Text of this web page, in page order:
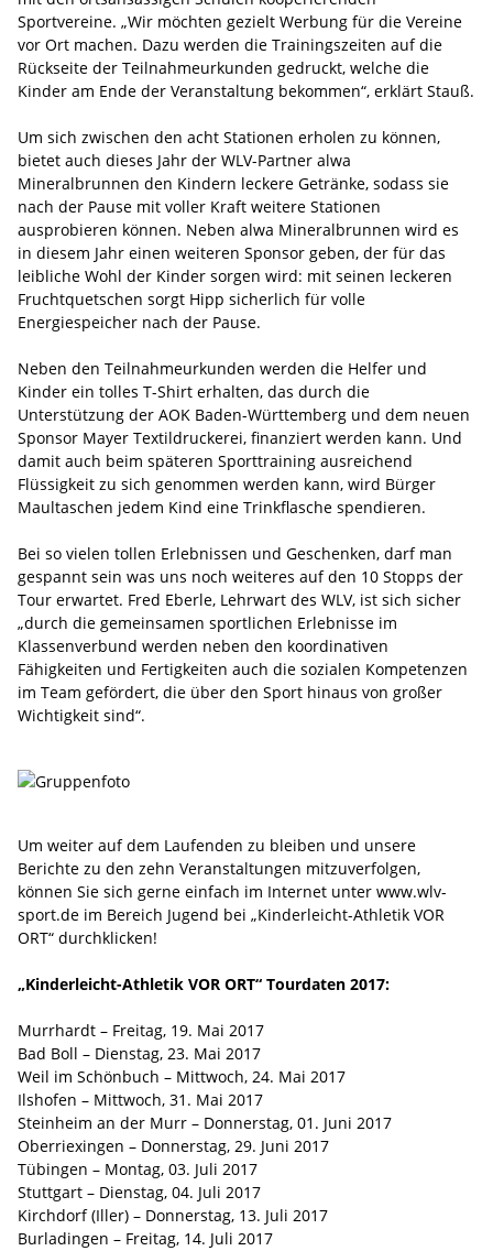
Sportvereine. „Wir möchten gezielt Werbung für die Vereine
vor Ort machen. Dazu werden die Trainingszeiten auf die
Rückseite der Teilnahmeurkunden gedruckt, welche die
Kinder am Ende der Veranstaltung bekommen“, erklärt Stauß.
Um sich zwischen den acht Stationen erholen zu können,
bietet auch dieses Jahr der WLV-Partner alwa
Mineralbrunnen den Kindern leckere Getränke, sodass sie
nach der Pause mit voller Kraft weitere Stationen
ausprobieren können. Neben alwa Mineralbrunnen wird es
in diesem Jahr einen weiteren Sponsor geben, der für das
leibliche Wohl der Kinder sorgen wird: mit seinen leckeren
Fruchtquetschen sorgt Hipp sicherlich für volle
Energiespeicher nach der Pause.
Neben den Teilnahmeurkunden werden die Helfer und
Kinder ein tolles T-Shirt erhalten, das durch die
Unterstützung der AOK Baden-Württemberg und dem neuen
Sponsor Mayer Textildruckerei, finanziert werden kann. Und
damit auch beim späteren Sporttraining ausreichend
Flüssigkeit zu sich genommen werden kann, wird Bürger
Maultaschen jedem Kind eine Trinkflasche spendieren.
Bei so vielen tollen Erlebnissen und Geschenken, darf man
gespannt sein was uns noch weiteres auf den 10 Stopps der
Tour erwartet. Fred Eberle, Lehrwart des WLV, ist sich sicher
„durch die gemeinsamen sportlichen Erlebnisse im
Klassenverbund werden neben den koordinativen
Fähigkeiten und Fertigkeiten auch die sozialen Kompetenzen
im Team gefördert, die über den Sport hinaus von großer
Wichtigkeit sind“.
Um weiter auf dem Laufenden zu bleiben und unsere
Berichte zu den zehn Veranstaltungen mitzuverfolgen,
können Sie sich gerne einfach im Internet unter www.wlv-
sport.de im Bereich Jugend bei „Kinderleicht-Athletik VOR
ORT“ durchklicken!
„Kinderleicht-Athletik VOR ORT“ Tourdaten 2017:
Murrhardt – Freitag, 19. Mai 2017
Bad Boll – Dienstag, 23. Mai 2017
Weil im Schönbuch – Mittwoch, 24. Mai 2017
Ilshofen – Mittwoch, 31. Mai 2017
Steinheim an der Murr – Donnerstag, 01. Juni 2017
Oberriexingen – Donnerstag, 29. Juni 2017
Tübingen – Montag, 03. Juli 2017
Stuttgart – Dienstag, 04. Juli 2017
Kirchdorf (Iller) – Donnerstag, 13. Juli 2017
Burladingen – Freitag, 14. Juli 2017